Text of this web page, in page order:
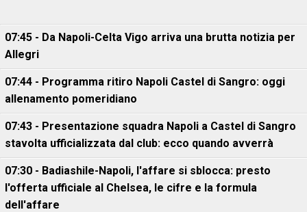
07:45 - Da Napoli-Celta Vigo arriva una brutta notizia per
Allegri
07:44 - Programma ritiro Napoli Castel di Sangro: oggi
allenamento pomeridiano
07:43 - Presentazione squadra Napoli a Castel di Sangro
stavolta ufficializzata dal club: ecco quando avverrà
07:30 - Badiashile-Napoli, l'affare si sblocca: presto
l'offerta ufficiale al Chelsea, le cifre e la formula
dell'affare